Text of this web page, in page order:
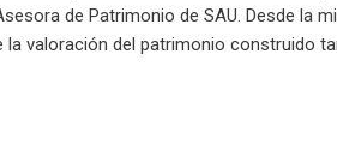
de Patrimonio de SAU. Desde la
valoración del patrimonio construido